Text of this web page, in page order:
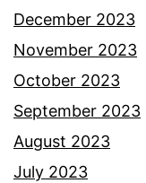
December 2023
November 2023
October 2023
September 2023
August 2023
July 2023